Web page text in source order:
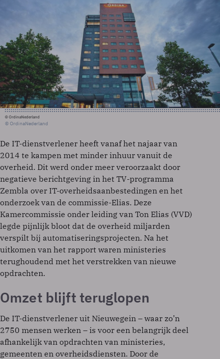
© OrdinaNederland
© OrdinaNederland
De IT-dienstverlener heeft vanaf het najaar van
2014 te kampen met minder inhuur vanuit de
overheid. Dit werd onder meer veroorzaakt door
negatieve berichtgeving in het TV-programma
Zembla over IT-overheidsaanbestedingen en het
onderzoek van de commissie-Elias. Deze
Kamercommissie onder leiding van Ton Elias (VVD)
legde pijnlijk bloot dat de overheid miljarden
verspilt bij automatiseringsprojecten. Na het
uitkomen van het rapport waren ministeries
terughoudend met het verstrekken van nieuwe
opdrachten.
Omzet blijft teruglopen
De IT-dienstverlener uit Nieuwegein – waar zo’n
2750 mensen werken – is voor een belangrijk deel
afhankelijk van opdrachten van ministeries,
gemeenten en overheidsdiensten. Door de